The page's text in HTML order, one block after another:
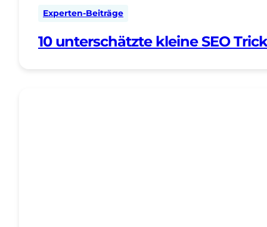
Experten-Beiträge
10 unterschätzte kleine SEO